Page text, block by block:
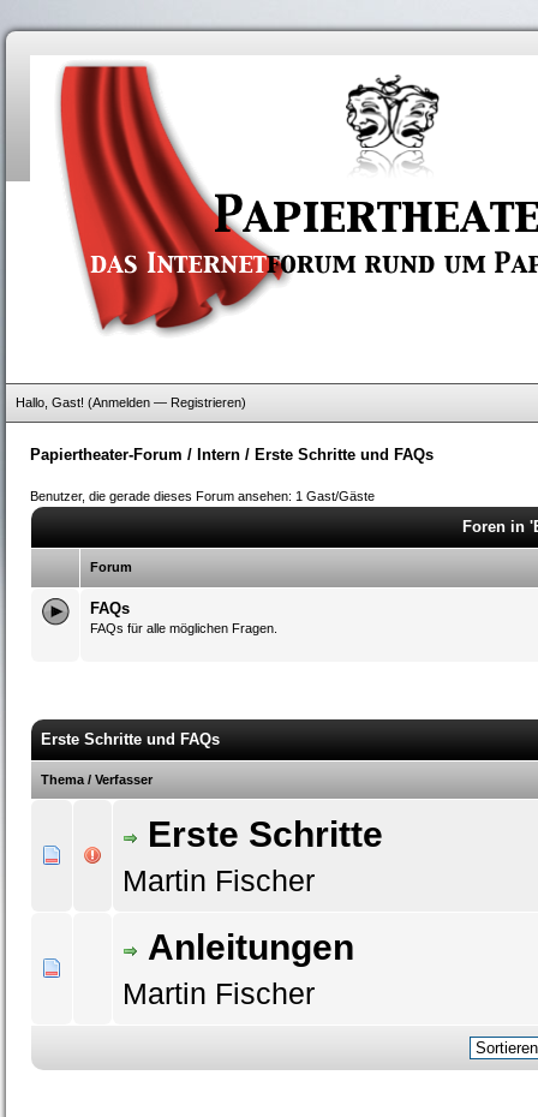
Hallo, Gast! (Anmelden — Registrieren)
Papiertheater-Forum / Intern / Erste Schritte und FAQs
Benutzer, die gerade dieses Forum ansehen: 1 Gast/Gäste
Foren in
Forum
FAQs
FAQs für alle möglichen Fragen.
Erste Schritte und FAQs
Thema / Verfasser
Erste Schritte
Martin Fischer
0 Bewertung(en) - 0 von 5 durchschnittlich
Anleitungen
Martin Fischer
0 Bewertung(en) - 0 von 5 durchschnittlich